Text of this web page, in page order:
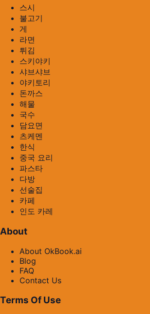
스시
불고기
게
라면
튀김
스키야키
샤브샤브
야키토리
돈까스
해물
국수
담요면
츠케멘
한식
중국 요리
파스타
다방
선술집
카페
인도 카레
About
About OkBook.ai
Blog
FAQ
Contact Us
Terms Of Use